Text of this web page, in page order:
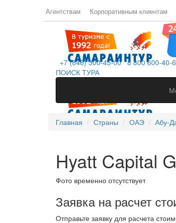
Агентствам Корпоративным клиентам
+7 (846) 300-45-00 8 800 600-40-
ПОИСК ТУРА
Главная Страны ОАЭ Абу-
Hyatt Capital
Фото временно отсутствует
Заявка на расчет
Отправьте заявку для расчета